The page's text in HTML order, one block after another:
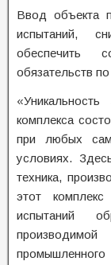
Ввод объекта
испытаний,
обеспечить
обязательств
комплекса
при любых
условиях.
техника,
этот
испытаний